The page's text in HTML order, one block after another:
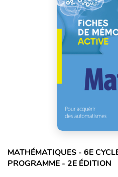
MATHÉMATIQUES - 6E
PROGRAMME - 2E ÉDITION